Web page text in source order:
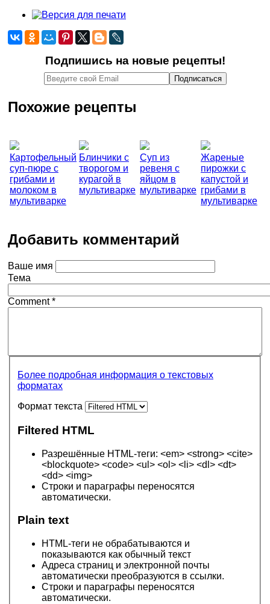
Подпишись на новые рецепты!
Похожие рецепты
Картофельный
суп-пюре с
грибами и
молоком в
мультиварке
Блинчики с
творогом и
курагой в
мультиварке
Суп из
ревеня с
яйцом в
мультиварке
Жареные
пирожки с
капустой и
грибами в
мультиварке
Добавить комментарий
Ваше имя
Тема
Comment*
Более подробная информация о текстовых
форматах
Формат текста
Filtered HTML
Разрешённые HTML-теги: <em> <strong> <cite>
<blockquote> <code> <ul> <ol> <li> <dl> <dt>
<dd> <img>
Строки и параграфы переносятся
автоматически.
Plain text
HTML-теги не обрабатываются и
показываются как обычный текст
Адреса страниц и электронной почты
автоматически преобразуются в ссылки.
Строки и параграфы переносятся
автоматически.